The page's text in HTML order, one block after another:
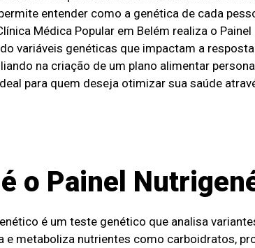
entender como a genética de cada
Médica Popular em Belém realiza o
variáveis genéticas que impactam a
na criação de um plano alimentar
para quem deseja otimizar sua saúde
o Painel
é um teste genético que analisa
e metaboliza nutrientes como carboidratos,